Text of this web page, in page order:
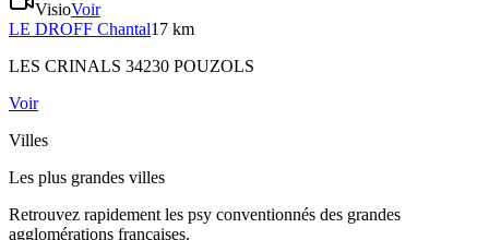
VisioVoir
LE DROFF Chantal17 km
LES CRINALS 34230 POUZOLS
Voir
Villes
Les plus grandes villes
Retrouvez rapidement les psy conventionnés des grandes
agglomérations françaises.